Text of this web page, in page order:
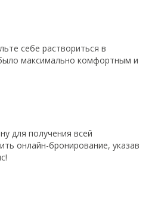
себе раствориться в
максимально комфортным и
для получения всей
онлайн-бронирование, указав